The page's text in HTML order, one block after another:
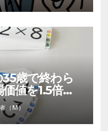
歳で終わら
値を1.5倍に
掛け算
（M）